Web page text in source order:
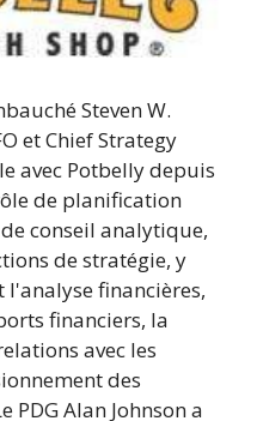
Steven W.
et Chief Strategy
avec Potbelly depuis
de planification
conseil analytique,
de stratégie, y
financières,
financiers, la
avec les
des
PDG Alan Johnson a